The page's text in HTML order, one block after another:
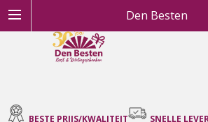
Den Besten
BESTE PRIJS/KWALITEIT SNELLE